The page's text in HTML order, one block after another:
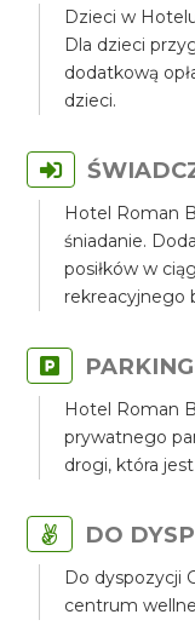
Dzieci w
Dla dzieci
dodatkową
dzieci.
Hotel Roman
śniadanie.
posiłków w
rekreacyjnego
PARKING
Hotel Roman
prywatnego
drogi, która
DO
Do dyspozycji
centrum